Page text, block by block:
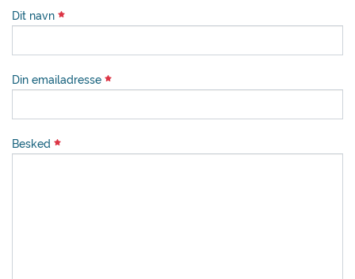
Dit navn
Din emailadresse
Besked